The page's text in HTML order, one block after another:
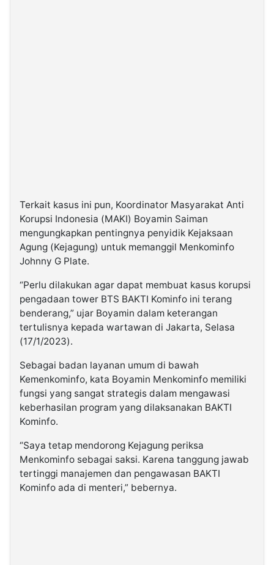
Terkait kasus ini pun, Koordinator Masyarakat Anti
Korupsi Indonesia (MAKI) Boyamin Saiman
mengungkapkan pentingnya penyidik Kejaksaan
Agung (Kejagung) untuk memanggil Menkominfo
Johnny G Plate.
“Perlu dilakukan agar dapat membuat kasus korupsi
pengadaan tower BTS BAKTI Kominfo ini terang
benderang,” ujar Boyamin dalam keterangan
tertulisnya kepada wartawan di Jakarta, Selasa
(17/1/2023).
Sebagai badan layanan umum di bawah
Kemenkominfo, kata Boyamin Menkominfo memiliki
fungsi yang sangat strategis dalam mengawasi
keberhasilan program yang dilaksanakan BAKTI
Kominfo.
“Saya tetap mendorong Kejagung periksa
Menkominfo sebagai saksi. Karena tanggung jawab
tertinggi manajemen dan pengawasan BAKTI
Kominfo ada di menteri,” bebernya.